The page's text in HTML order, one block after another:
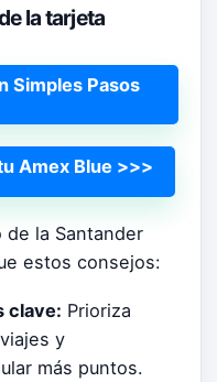
la tarjeta
Simples Pasos
Amex Blue >>>
de la Santander
estos consejos:
clave: Prioriza
y
más puntos.